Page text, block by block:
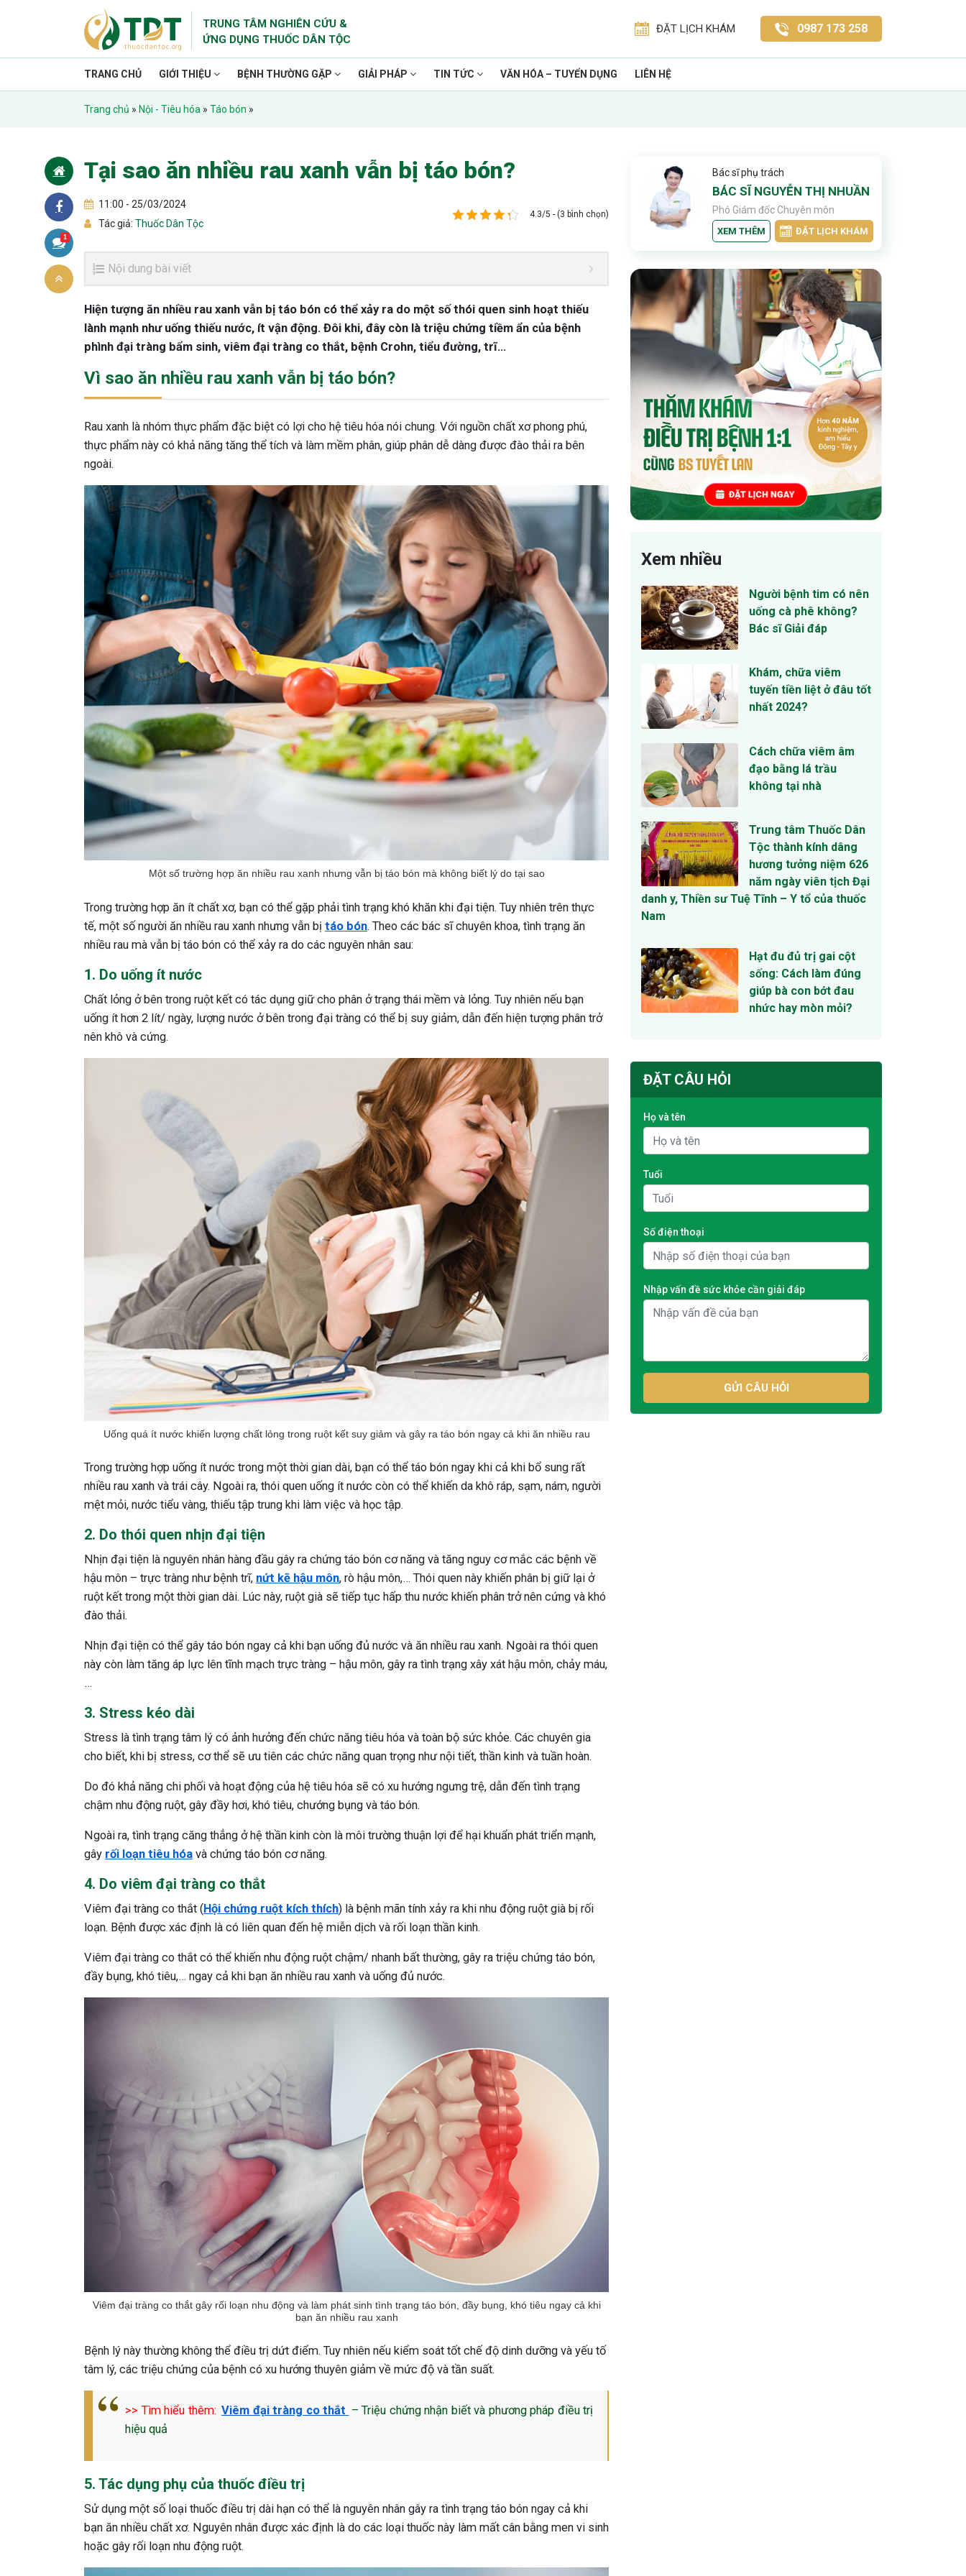
TRUNG TÂM NGHIÊN CỨU &
ỨNG DỤNG THUỐC DÂN TỘC
ĐẶT LỊCH KHÁM 0987 173 258
TRANG CHỦ GIỚI THIỆU BỆNH THƯỜNG GẶP GIẢI PHÁP TIN TỨC VĂN HÓA – TUYỂN DỤNG LIÊN HỆ
Trang chủ » Nội - Tiêu hóa » Táo bón »
Tại sao ăn nhiều rau xanh vẫn bị táo bón?
11:00 - 25/03/2024
Tác giả: Thuốc Dân Tộc
4.3/5 - (3 bình chọn)
1
Nội dung bài viết
Hiện tượng ăn nhiều rau xanh vẫn bị táo bón có thể xảy ra do một số thói quen sinh hoạt thiếu
lành mạnh như uống thiếu nước, ít vận động. Đôi khi, đây còn là triệu chứng tiềm ẩn của bệnh
phình đại tràng bẩm sinh, viêm đại tràng co thắt, bệnh Crohn, tiểu đường, trĩ…
Vì sao ăn nhiều rau xanh vẫn bị táo bón?
Rau xanh là nhóm thực phẩm đặc biệt có lợi cho hệ tiêu hóa nói chung. Với nguồn chất xơ phong phú,
thực phẩm này có khả năng tăng thể tích và làm mềm phân, giúp phân dễ dàng được đào thải ra bên
ngoài.
Một số trường hợp ăn nhiều rau xanh nhưng vẫn bị táo bón mà không biết lý do tại sao
Trong trường hợp ăn ít chất xơ, bạn có thể gặp phải tình trạng khó khăn khi đại tiện. Tuy nhiên trên thực
tế, một số người ăn nhiều rau xanh nhưng vẫn bị táo bón. Theo các bác sĩ chuyên khoa, tình trạng ăn
nhiều rau mà vẫn bị táo bón có thể xảy ra do các nguyên nhân sau:
1. Do uống ít nước
Chất lỏng ở bên trong ruột kết có tác dụng giữ cho phân ở trạng thái mềm và lỏng. Tuy nhiên nếu bạn
uống ít hơn 2 lít/ ngày, lượng nước ở bên trong đại tràng có thể bị suy giảm, dẫn đến hiện tượng phân trở
nên khô và cứng.
Uống quá ít nước khiến lượng chất lỏng trong ruột kết suy giảm và gây ra táo bón ngay cả khi ăn nhiều rau
Trong trường hợp uống ít nước trong một thời gian dài, bạn có thể táo bón ngay khi cả khi bổ sung rất
nhiều rau xanh và trái cây. Ngoài ra, thói quen uống ít nước còn có thể khiến da khô ráp, sạm, nám, người
mệt mỏi, nước tiểu vàng, thiếu tập trung khi làm việc và học tập.
2. Do thói quen nhịn đại tiện
Nhịn đại tiện là nguyên nhân hàng đầu gây ra chứng táo bón cơ năng và tăng nguy cơ mắc các bệnh về
hậu môn – trực tràng như bệnh trĩ, nứt kẽ hậu môn, rò hậu môn,… Thói quen này khiến phân bị giữ lại ở
ruột kết trong một thời gian dài. Lúc này, ruột già sẽ tiếp tục hấp thu nước khiến phân trở nên cứng và khó
đào thải.
Nhịn đại tiện có thể gây táo bón ngay cả khi bạn uống đủ nước và ăn nhiều rau xanh. Ngoài ra thói quen
này còn làm tăng áp lực lên tĩnh mạch trực tràng – hậu môn, gây ra tình trạng xây xát hậu môn, chảy máu,
…
3. Stress kéo dài
Stress là tình trạng tâm lý có ảnh hưởng đến chức năng tiêu hóa và toàn bộ sức khỏe. Các chuyên gia
cho biết, khi bị stress, cơ thể sẽ ưu tiên các chức năng quan trọng như nội tiết, thần kinh và tuần hoàn.
Do đó khả năng chi phối và hoạt động của hệ tiêu hóa sẽ có xu hướng ngưng trệ, dẫn đến tình trạng
chậm nhu động ruột, gây đầy hơi, khó tiêu, chướng bụng và táo bón.
Ngoài ra, tình trạng căng thẳng ở hệ thần kinh còn là môi trường thuận lợi để hại khuẩn phát triển mạnh,
gây rối loạn tiêu hóa và chứng táo bón cơ năng.
4. Do viêm đại tràng co thắt
Viêm đại tràng co thắt (Hội chứng ruột kích thích) là bệnh mãn tính xảy ra khi nhu động ruột già bị rối
loạn. Bệnh được xác định là có liên quan đến hệ miễn dịch và rối loạn thần kinh.
Viêm đại tràng co thắt có thể khiến nhu động ruột chậm/ nhanh bất thường, gây ra triệu chứng táo bón,
đầy bụng, khó tiêu,… ngay cả khi bạn ăn nhiều rau xanh và uống đủ nước.
Viêm đại tràng co thắt gây rối loạn nhu động và làm phát sinh tình trạng táo bón, đầy bụng, khó tiêu ngay cả khi
bạn ăn nhiều rau xanh
Bệnh lý này thường không thể điều trị dứt điểm. Tuy nhiên nếu kiểm soát tốt chế độ dinh dưỡng và yếu tố
tâm lý, các triệu chứng của bệnh có xu hướng thuyên giảm về mức độ và tần suất.
>> Tìm hiểu thêm: Viêm đại tràng co thắt – Triệu chứng nhận biết và phương pháp điều trị
hiệu quả
5. Tác dụng phụ của thuốc điều trị
Sử dụng một số loại thuốc điều trị dài hạn có thể là nguyên nhân gây ra tình trạng táo bón ngay cả khi
bạn ăn nhiều chất xơ. Nguyên nhân được xác định là do các loại thuốc này làm mất cân bằng men vi sinh
hoặc gây rối loạn nhu động ruột.
Bác sĩ phụ trách
BÁC SĨ NGUYỄN THỊ NHUẦN
Phó Giám đốc Chuyên môn
XEM THÊM ĐẶT LỊCH KHÁM
Xem nhiều
Người bệnh tim có nên
uống cà phê không?
Bác sĩ Giải đáp
Khám, chữa viêm
tuyến tiền liệt ở đâu tốt
nhất 2024?
Cách chữa viêm âm
đạo bằng lá trầu
không tại nhà
Trung tâm Thuốc Dân
Tộc thành kính dâng
hương tưởng niệm 626
năm ngày viên tịch Đại
danh y, Thiền sư Tuệ Tĩnh – Y tổ của thuốc
Nam
Hạt đu đủ trị gai cột
sống: Cách làm đúng
giúp bà con bớt đau
nhức hay mòn mỏi?
ĐẶT CÂU HỎI
Họ và tên
Tuổi
Số điện thoại
Nhập vấn đề sức khỏe cần giải đáp
GỬI CÂU HỎI